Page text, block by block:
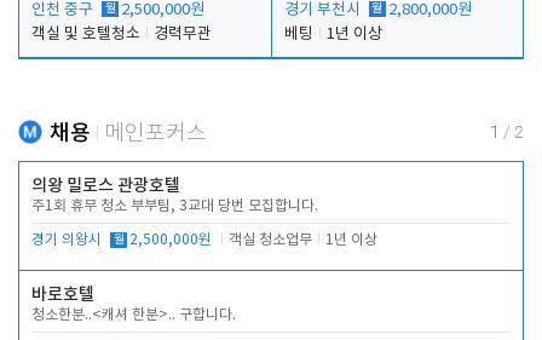
인천 중구 월 2,500,000원
객실 및 호텔청소
경력무관
경기 부천시 월 2,800,000원
베팅
1년 이상
채용 메인포커스 1 / 2
의왕 밀로스 관광호텔
주1회 휴무 청소 부부팀, 3교대 당번 모집합니다.
경기 의왕시 월 2,500,000원 객실 청소업무 1년 이상
바로호텔
청소한분..<캐셔 한분>.. 구합니다.